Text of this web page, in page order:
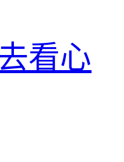
看心